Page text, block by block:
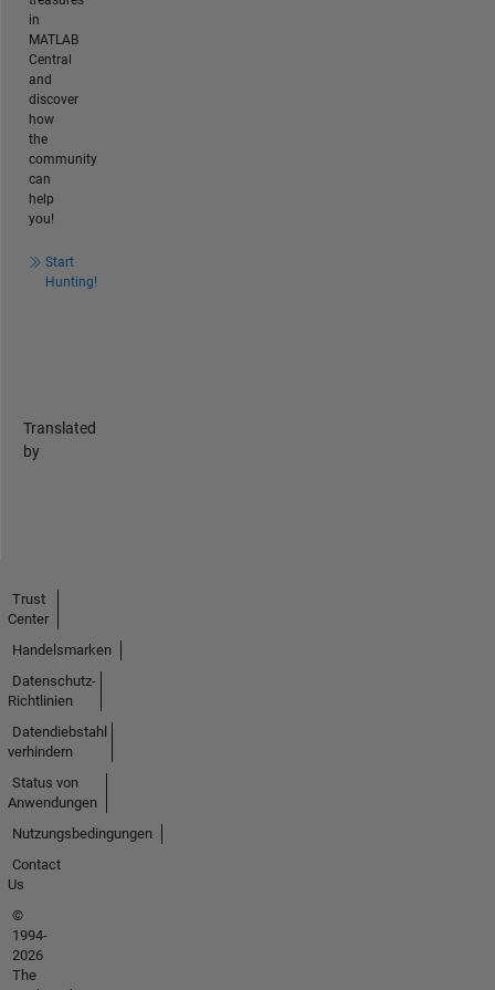
in
MATLAB
Central
and
discover
how
the
community
can
help
you!
Start
Hunting!
Translated
by
Trust
Center
Handelsmarken
Datenschutz-
Richtlinien
Datendiebstahl
verhindern
Status von
Anwendungen
Nutzungsbedingungen
Contact
Us
©
1994-
2026
The